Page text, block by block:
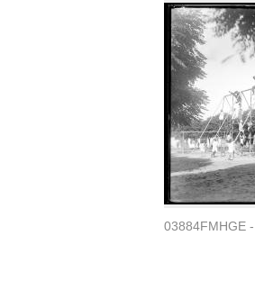
03884FMHGE -